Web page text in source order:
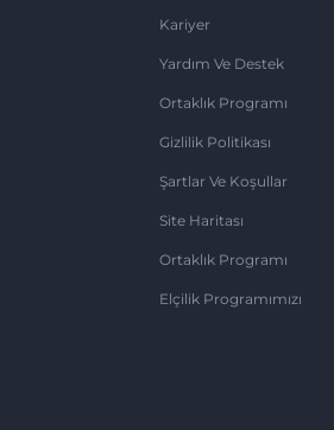
Kariyer
Yardım Ve Destek
Ortaklık Programı
Gizlilik Politikası
Şartlar Ve Koşullar
Site Haritası
Ortaklık Programı
Elçilik Programımızı